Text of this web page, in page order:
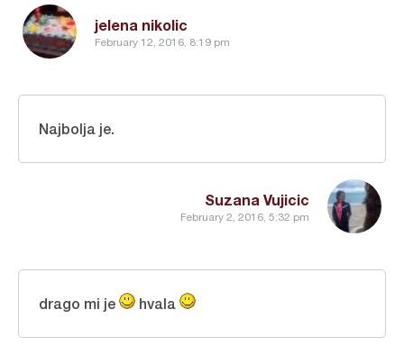
jelena nikolic
February 12, 2016, 8:19 pm
Suzana Vujicic
February 2, 2016, 5:32 pm
Najbolja je.
drago mi je hvala